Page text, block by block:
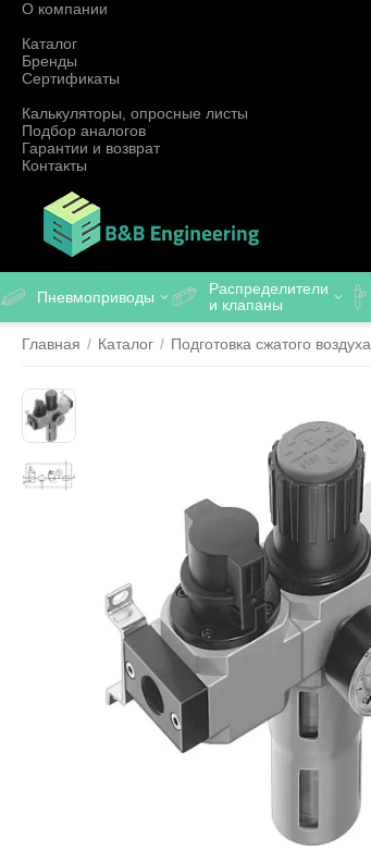
О компании
Каталог
Бренды
Сертификаты
Калькуляторы, опросные листы
Подбор аналогов
Гарантии и возврат
Контакты
Пневмоприводы
Распределители
и клапаны
Главная / Каталог / Подготовка сжатого воздуха